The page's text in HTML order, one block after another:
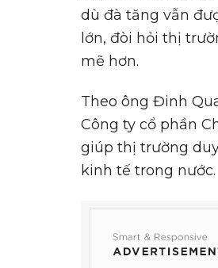
dù đà tăng vẫn
lớn, đòi hỏi thị
mẽ hơn.
Theo ông Đinh
Công ty cổ phần
giúp thị trường
kinh tế trong nước.